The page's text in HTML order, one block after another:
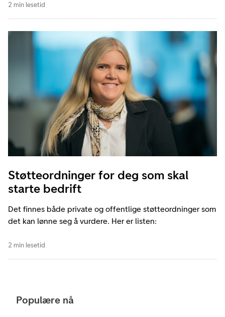
2 min lesetid
Støtteordninger for deg som skal
starte bedrift
Det finnes både private og offentlige støtteordninger som
det kan lønne seg å vurdere. Her er listen:
2 min lesetid
Populære nå